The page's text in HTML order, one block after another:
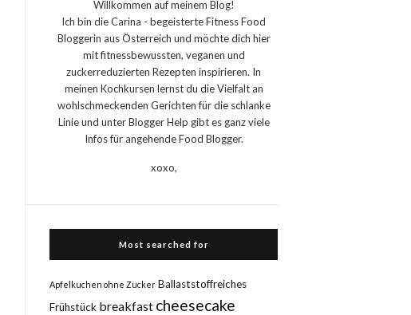
Willkommen auf meinem Blog!
Ich bin die Carina - begeisterte Fitness Food
Bloggerin aus Österreich und möchte dich hier
mit fitnessbewussten, veganen und
zuckerreduzierten Rezepten inspirieren. In
meinen Kochkursen lernst du die Vielfalt an
wohlschmeckenden Gerichten für die schlanke
Linie und unter Blogger Help gibt es ganz viele
Infos für angehende Food Blogger.
xoxo,
Most searched for
Apfelkuchen ohne Zucker Ballaststoffreiches
Frühstück breakfast cheesecake